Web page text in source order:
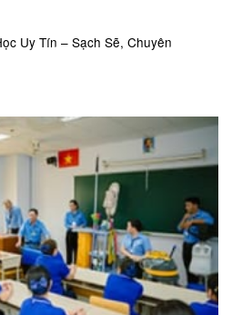
Uy Tín – Sạch Sẽ, Chuyên